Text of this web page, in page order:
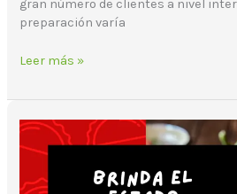
gran número de clientes a nivel
preparación varía
Leer más »
¿Cómo
evitar
las